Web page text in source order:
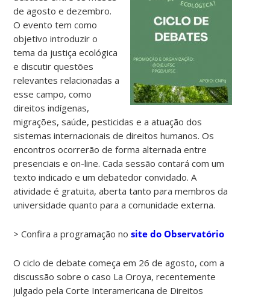
de agosto e dezembro.
O evento tem como
objetivo introduzir o
tema da justiça ecológica
e discutir questões
relevantes relacionadas a
esse campo, como
direitos indígenas,
migrações, saúde, pesticidas e a atuação dos
sistemas internacionais de direitos humanos. Os
encontros ocorrerão de forma alternada entre
presenciais e on-line. Cada sessão contará com um
texto indicado e um debatedor convidado. A
atividade é gratuita, aberta tanto para membros da
universidade quanto para a comunidade externa.
> Confira a programação nosite do Observatório
O ciclo de debate começa em 26 de agosto, com a
discussão sobre o caso La Oroya, recentemente
julgado pela Corte Interamericana de Direitos